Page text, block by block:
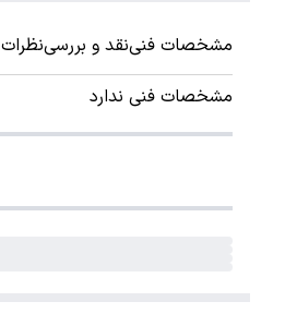
مشخصات فنینقد و بررسینظرات
مشخصات فنی ندارد